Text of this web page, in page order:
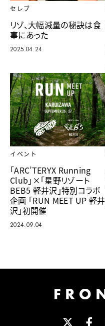
セレブ
リゾ、大幅減量の秘訣は食
事にあった
2025.04.24
イベント
「ARC’TERYX Running
Club」×「星野リゾート
BEB5 軽井沢」特別コラボ
企画 「RUN MEET UP 軽井
沢」初開催
2024.09.04